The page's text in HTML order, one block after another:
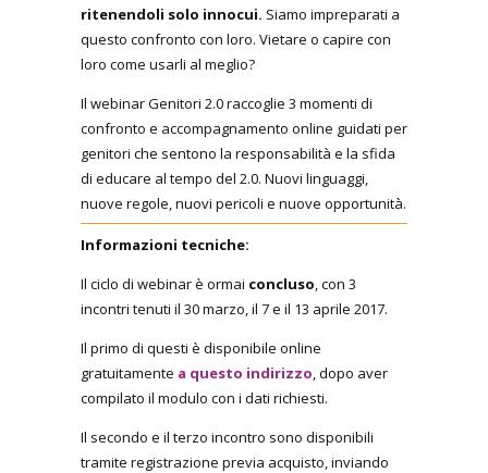
ritenendoli solo innocui. Siamo impreparati a
questo confronto con loro. Vietare o capire con
loro come usarli al meglio?
Il webinar Genitori 2.0 raccoglie 3 momenti di
confronto e accompagnamento online guidati per
genitori che sentono la responsabilità e la sfida
di educare al tempo del 2.0. Nuovi linguaggi,
nuove regole, nuovi pericoli e nuove opportunità.
Informazioni tecniche:
Il ciclo di webinar è ormai concluso, con 3
incontri tenuti il 30 marzo, il 7 e il 13 aprile 2017.
Il primo di questi è disponibile online
gratuitamente a questo indirizzo, dopo aver
compilato il modulo con i dati richiesti.
Il secondo e il terzo incontro sono disponibili
tramite registrazione previa acquisto, inviando